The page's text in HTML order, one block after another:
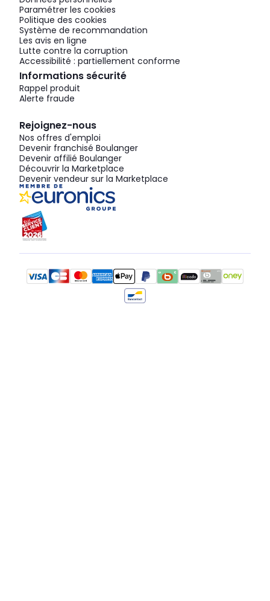
Paramétrer les cookies
Politique des cookies
Système de recommandation
Les avis en ligne
Lutte contre la corruption
Accessibilité : partiellement conforme
Informations sécurité
Rappel produit
Alerte fraude
Rejoignez-nous
Nos offres d'emploi
Devenir franchisé Boulanger
Devenir affilié Boulanger
Découvrir la Marketplace
Devenir vendeur sur la Marketplace